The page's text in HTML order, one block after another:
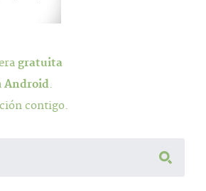
gratuita
Android.
contigo.